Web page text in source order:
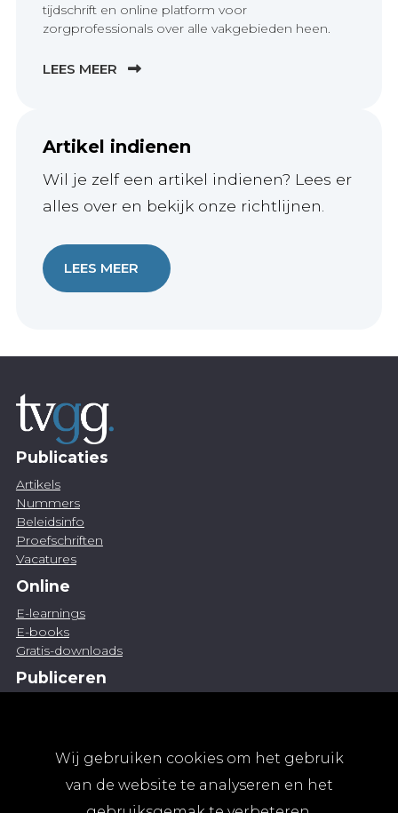
Wij gebruiken cookies om het gebruik
van de website te analyseren en het
tijdschrift en online platform voor
zorgprofessionals over alle vakgebieden heen.
LEES MEER
Artikel indienen
Wil je zelf een artikel indienen? Lees er
alles over en bekijk onze richtlijnen.
LEES MEER
Publicaties
Artikels
Nummers
Beleidsinfo
Proefschriften
Vacatures
Online
E-learnings
E-books
Gratis-downloads
Publiceren
Abonnementen